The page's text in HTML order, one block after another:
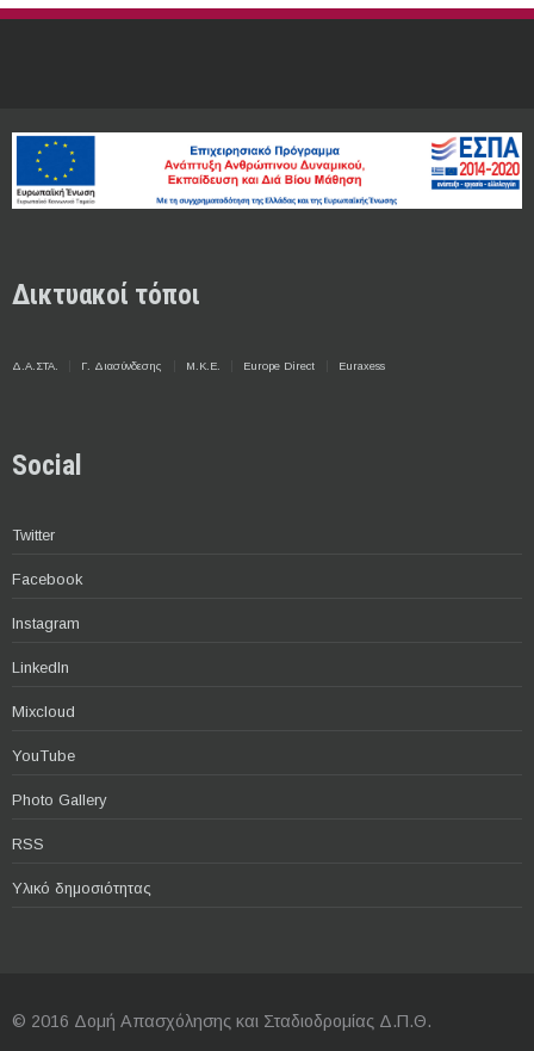
Δικτυακοί τόποι
Δ.Α.ΣΤΑ. Γ. Διασύνδεσης Μ.Κ.Ε. Europe Direct Euraxess
Social
Twitter
Facebook
Instagram
LinkedIn
Mixcloud
YouTube
Photo Gallery
RSS
Υλικό δημοσιότητας
© 2016 Δομή Απασχόλησης και Σταδιοδρομίας Δ.Π.Θ.